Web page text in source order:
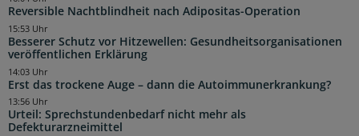
Reversible Nachtblindheit nach Adipositas-Operation
Besserer Schutz vor Hitzewellen: Gesundheitsorganisationen
veröffentlichen Erklärung
15:53 Uhr
Erst das trockene Auge – dann die Autoimmunerkrankung?
14:03 Uhr
Urteil: Sprechstundenbedarf nicht mehr als
Defekturarzneimittel
13:56 Uhr